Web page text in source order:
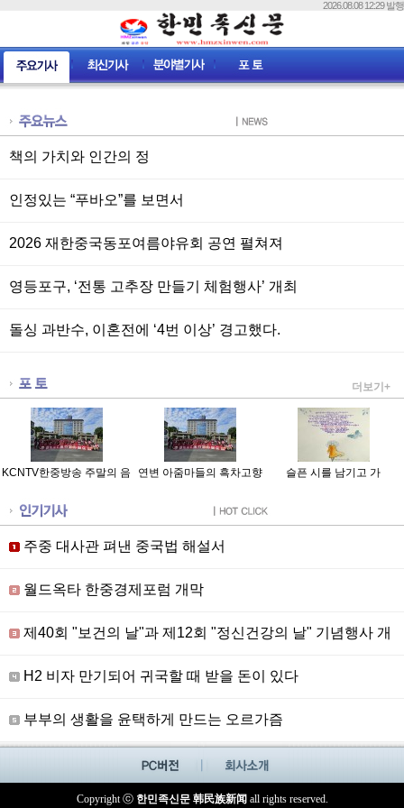
2026.08.08 12:29 발행
책의 가치와 인간의 정
인정있는 “푸바오”를 보면서
2026 재한중국동포여름야유회 공연 펼쳐져
영등포구, ‘전통 고추장 만들기 체험행사’ 개최
돌싱 과반수, 이혼전에 ‘4번 이상’ 경고했다.
더보기+
KCNTV한중방송 주말의 음
연변 아줌마들의 흑차고향
슬픈 시를 남기고 가
주중 대사관 펴낸 중국법 해설서
월드옥타 한중경제포럼 개막
제40회 "보건의 날"과 제12회 "정신건강의 날" 기념행사 개
H2 비자 만기되어 귀국할 때 받을 돈이 있다
부부의 생활을 윤택하게 만드는 오르가즘
Copyright ⓒ 한민족신문 韩民族新闻 all rights reserved.